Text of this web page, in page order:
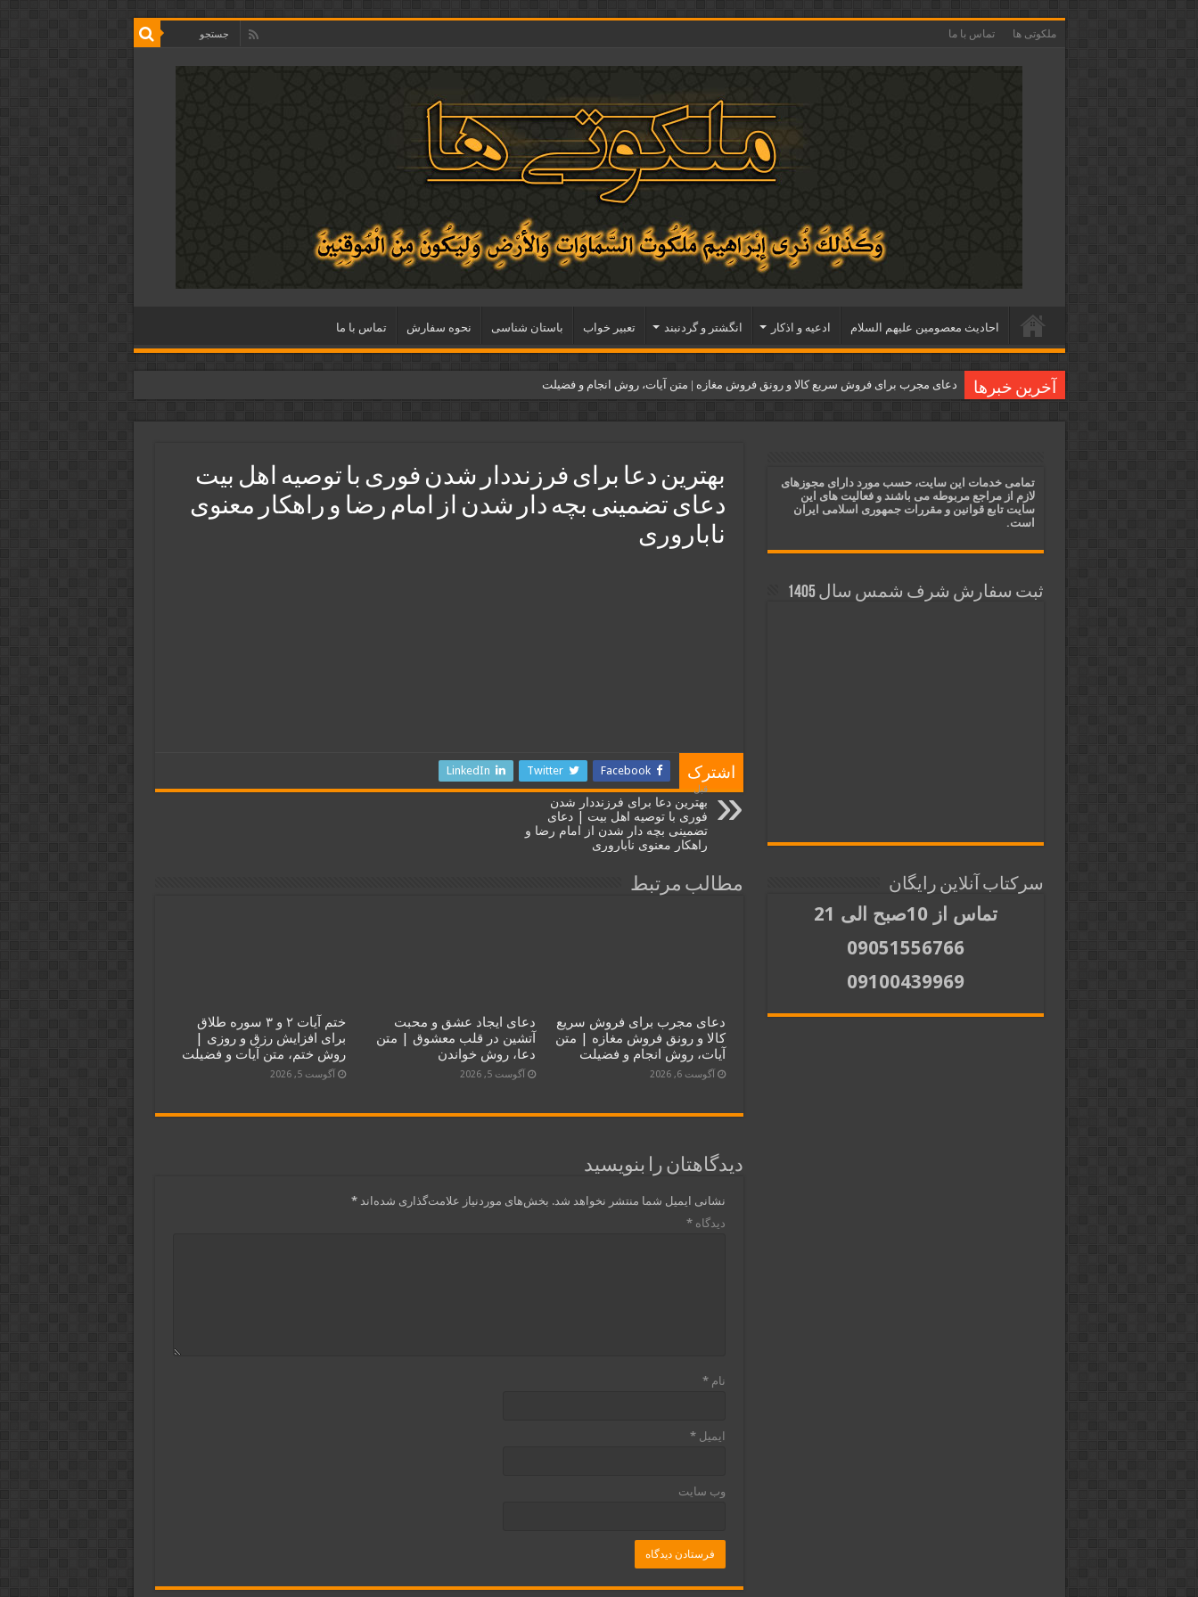
ملکوتی ها تماس با ما
احاديث معصومين عليهم السلام ادعيه و اذكار انگشتر و گردنبند تعبیر خواب باستان شناسی نحوه سفارش تماس با ما
آخرین خبرها دعای مجرب برای فروش سریع کالا و رونق فروش مغازه | متن آیات، روش انجام و فضیلت
آیات قرآنی برای استجابت دعا و آسان شدن کارها و برآورده شدن حاجت
قویترین ذکر استجابت دعا و حاجت روایی | ذکر اسماء الحسنی برآورده شدن حاجت
بهترین دعا برای فرزنددار شدن فوری با توصیه اهل بیت
دعای تضمینی بچه‌ دار شدن از امام رضا و راهکار معنوی
ناباروری
اشترک Facebook
Twitter
LinkedIn
قبل
بهترین دعا برای فرزنددار شدن
فوری با توصیه اهل بیت | دعای
تضمینی بچه‌ دار شدن از امام رضا و
راهکار معنوی ناباروری
مطالب مرتبط
دعای مجرب برای فروش سریع
کالا و رونق فروش مغازه | متن
آیات، روش انجام و فضیلت
آگوست 6, 2026
دعای ایجاد عشق و محبت
آتشین در قلب معشوق | متن
دعا، روش خواندن
آگوست 5, 2026
ختم آیات ۲ و ۳ سوره طلاق
برای افزایش رزق و روزی |
روش ختم، متن آیات و فضیلت
آگوست 5, 2026
دیدگاهتان را بنویسید
نشانی ایمیل شما منتشر نخواهد شد. بخش‌های موردنیاز علامت‌گذاری شده‌اند*
دیدگاه*
نام*
ایمیل*
وب‌ سایت
تمامی خدمات این سایت، حسب مورد دارای مجوزهای
لازم از مراجع مربوطه می باشند و فعالیت های این
سایت تابع قوانین و مقررات جمهوری اسلامی ایران
است.
ثبت سفارش شرف شمس سال 1405
سرکتاب آنلاین رایگان
تماس از 10صبح الی 21
09051556766
09100439969